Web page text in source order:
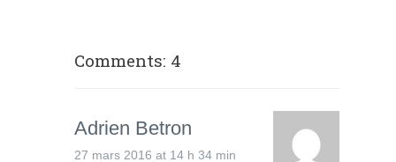
Comments: 4
Adrien Betron
27 mars 2016 at 14 h 34 min